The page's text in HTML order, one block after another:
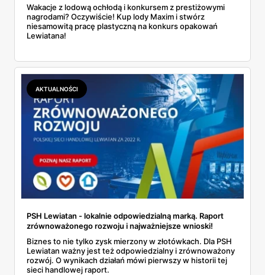
Wakacje z lodową ochłodą i konkursem z prestiżowymi
nagrodami? Oczywiście! Kup lody Maxim i stwórz
niesamowitą pracę plastyczną na konkurs opakowań
Lewiatana!
AKTUALNOŚCI
PSH Lewiatan - lokalnie odpowiedzialną marką. Raport
zrównoważonego rozwoju i najważniejsze wnioski!
Biznes to nie tylko zysk mierzony w złotówkach. Dla PSH
Lewiatan ważny jest też odpowiedzialny i zrównoważony
rozwój. O wynikach działań mówi pierwszy w historii tej
sieci handlowej raport.